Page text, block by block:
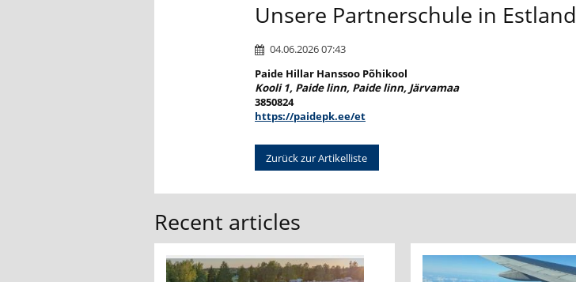
Unsere Partnerschule in Estland
04.06.2026 07:43
Paide Hillar Hanssoo Põhikool
Kooli 1, Paide linn, Paide linn, Järvamaa
3850824
https://paidepk.ee/et
Zurück zur Artikelliste
Recent articles